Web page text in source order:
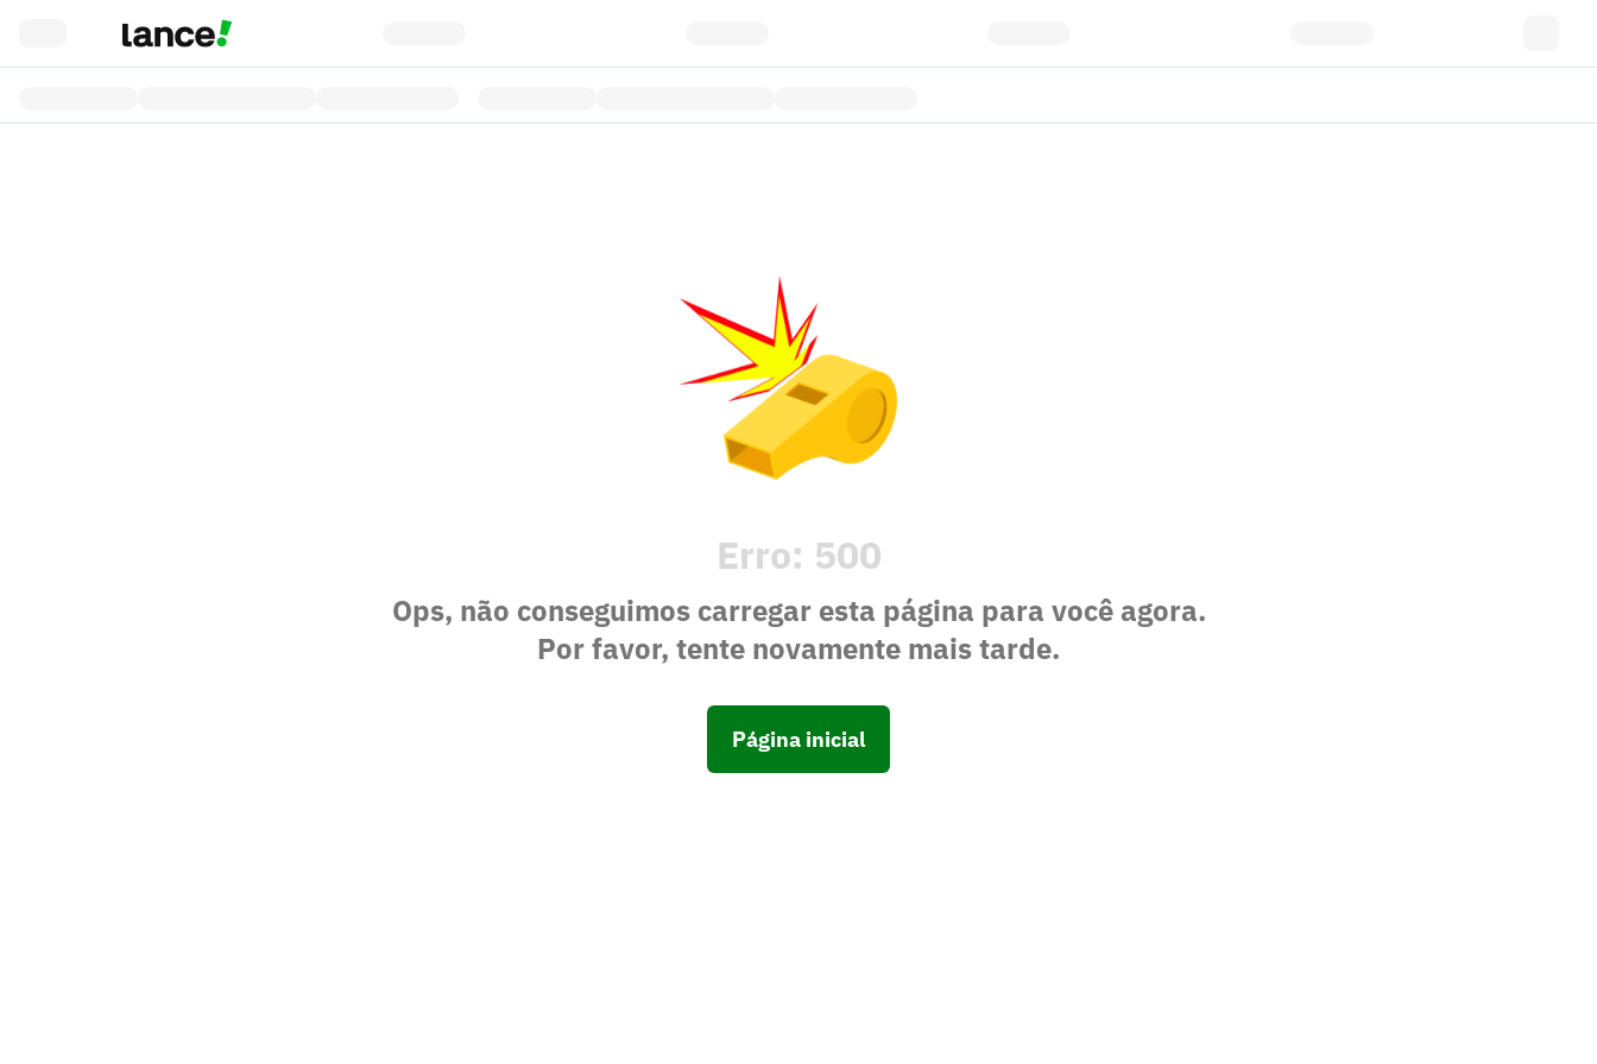
Erro: 500
Ops, não conseguimos carregar esta página para você agora.
Por favor, tente novamente mais tarde.
Página inicial